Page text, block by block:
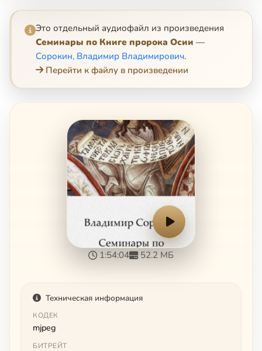
Это отдельный аудиофайл из произведения
Семинары по Книге пророка Осии —
Сорокин, Владимир Владимирович.
Перейти к файлу в произведении
1:54:04 52.2 МБ
Техническая информация
КОДЕК
mjpeg
БИТРЕЙТ